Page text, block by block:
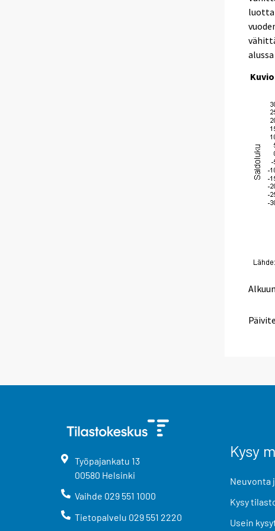
Alkuun
Työpajankatu 13
00580 Helsinki
Vaihde 029 551 1000
Tietopalvelu 029 551 2220
Kysy
Neuvonta
Kysy
Usein